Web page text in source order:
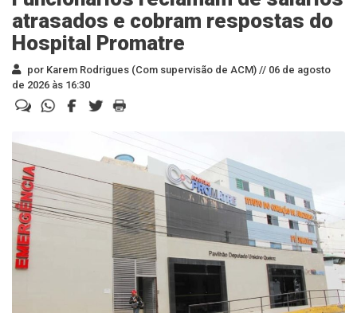
atrasados e cobram respostas do
Hospital Promatre
por Karem Rodrigues (Com supervisão de ACM) // 06 de agosto
de 2026 às 16:30